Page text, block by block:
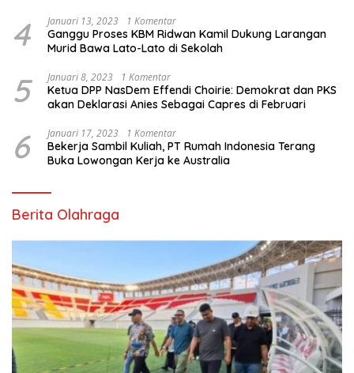
4 Januari 13, 2023 1 Komentar
Ganggu Proses KBM Ridwan Kamil Dukung Larangan
Murid Bawa Lato-Lato di Sekolah
5 Januari 8, 2023 1 Komentar
Ketua DPP NasDem Effendi Choirie: Demokrat dan PKS
akan Deklarasi Anies Sebagai Capres di Februari
6 Januari 17, 2023 1 Komentar
Bekerja Sambil Kuliah, PT Rumah Indonesia Terang
Buka Lowongan Kerja ke Australia
Berita Olahraga